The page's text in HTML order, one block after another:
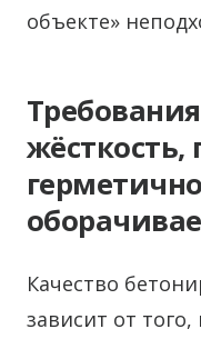
объекте»
жёсткость,
Качество
зависит от того,